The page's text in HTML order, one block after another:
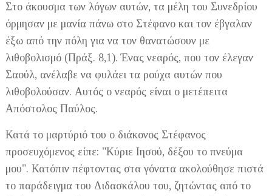
Στο άκουσμα των λόγων αυτών, τα μέλη του Συνεδρίου
όρμησαν με μανία πάνω στο Στέφανο και τον έβγαλαν
έξω από την πόλη για να τον θανατώσουν με
λιθοβολισμό (Πράξ. 8,1). Ένας νεαρός, που τον έλεγαν
Σαούλ, ανέλαβε να φυλάει τα ρούχα αυτών που
λιθοβολούσαν. Αυτός ο νεαρός είναι ο μετέπειτα
Απόστολος Παύλος.
Κατά το μαρτύριό του ο διάκονος Στέφανος
προσευχόμενος είπε: "Κύριε Ιησού, δέξου το πνεύμα
μου". Κατόπιν πέφτοντας στα γόνατα ακολούθησε πιστά
το παράδειγμα του Διδασκάλου του, ζητώντας από το